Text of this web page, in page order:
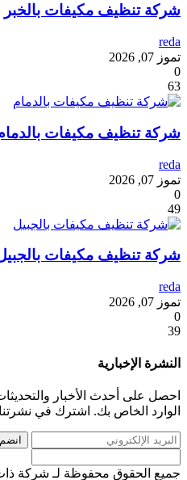
شركة تنظيف مكيفات بالخبر
reda
تموز 07, 2026
0
63
شركة تنظيف مكيفات
reda
تموز 07, 2026
0
49
شركة تنظيف مكيفات
reda
تموز 07, 2026
0
39
النشرة الإخبارية
احصل على أحدث الأخبار
الوارد الخاص بك. اشترك في نشرتنا
انضم
جميع الحقوق محفوظة لـ شركة